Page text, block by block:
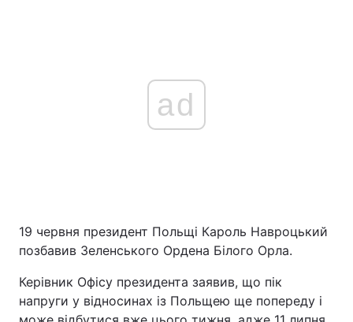
ad
19 червня президент Польщі Кароль Навроцький
позбавив Зеленського Ордена Білого Орла.
Керівник Офісу президента заявив, що пік
напруги у відносинах із Польщею ще попереду і